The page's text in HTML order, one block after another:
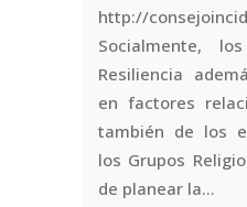
http://
Socialmente,
Resiliencia
en factores
también de los
los Grupos
de planear la...